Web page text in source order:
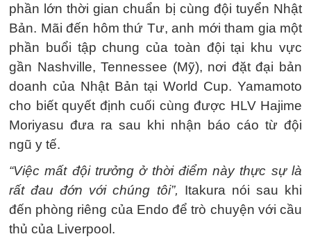
phần lớn thời gian chuẩn bị cùng đội tuyển Nhật
Bản. Mãi đến hôm thứ Tư, anh mới tham gia một
phần buổi tập chung của toàn đội tại khu vực
gần Nashville, Tennessee (Mỹ), nơi đặt đại bản
doanh của Nhật Bản tại World Cup. Yamamoto
cho biết quyết định cuối cùng được HLV Hajime
Moriyasu đưa ra sau khi nhận báo cáo từ đội
ngũ y tế.
“Việc mất đội trưởng ở thời điểm này thực sự là
rất đau đớn với chúng tôi”, Itakura nói sau khi
đến phòng riêng của Endo để trò chuyện với cầu
thủ của Liverpool.